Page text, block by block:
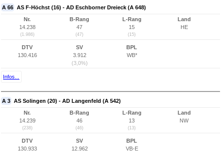
A 66 AS F-Höchst (16) - AD Eschborner Dreieck (A 648)
Nr.
14.238
(1.986)
B-Rang
47
(47)
L-Rang
15
(15)
Land
HE
DTV
130.416
SV
3.912
(3,0%)
BPL
WB*
Infos...
A 3 AS Solingen (20) - AD Langenfeld (A 542)
Nr.
14.239
(238)
B-Rang
46
(46)
L-Rang
13
(13)
Land
NW
DTV
130.933
SV
12.962
BPL
VB-E